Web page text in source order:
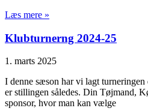
Læs mere »
Klubturnerng 2024-25
1. marts 2025
I denne sæson har vi lagt
er stillingen således. Din Tøjmand,
sponsor, hvor man kan vælge